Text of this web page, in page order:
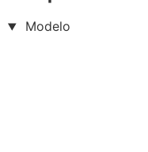
Modelo